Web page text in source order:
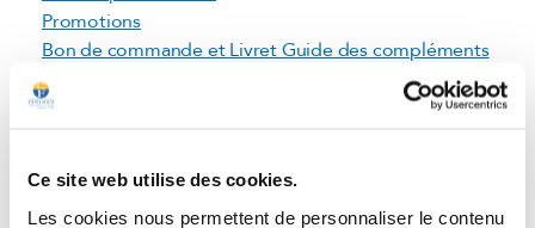
Ce site web utilise des cookies.
Les cookies nous permettent de personnaliser le contenu
Promotions
Bon de commande et Livret Guide des compléments
alimentaires
Our distributors in Belgium
Badiane
Bambou tabashir